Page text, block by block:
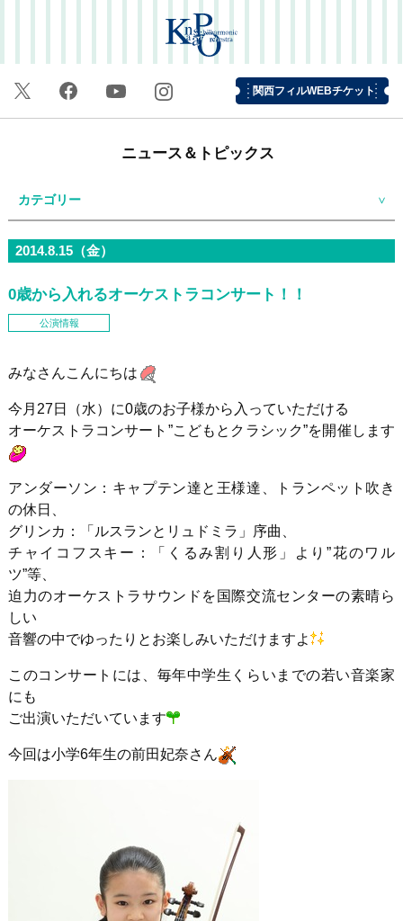
関西フィルWEBチケット
ニュース＆トピックス
カテゴリー
2014.8.15（金）
0歳から入れるオーケストラコンサート！！
公演情報
みなさんこんにちは
今月27日（水）に0歳のお子様から入っていただける
オーケストラコンサート”こどもとクラシック”を開催します
アンダーソン：キャプテン達と王様達、トランペット吹き
の休日、
グリンカ：「ルスランとリュドミラ」序曲、
チャイコフスキー：「くるみ割り人形」より”花のワル
ツ”等、
迫力のオーケストラサウンドを国際交流センターの素晴ら
しい
音響の中でゆったりとお楽しみいただけますよ
このコンサートには、毎年中学生くらいまでの若い音楽家
にも
ご出演いただいています
今回は小学6年生の前田妃奈さん